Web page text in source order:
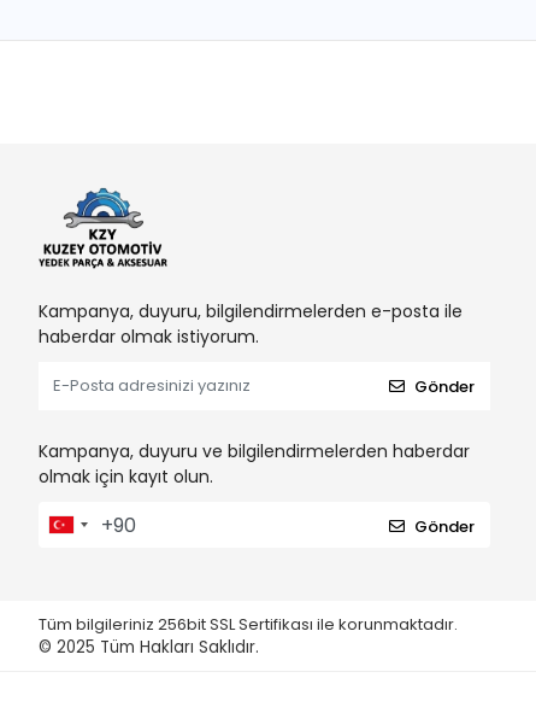
Kampanya, duyuru, bilgilendirmelerden e-posta ile
haberdar olmak istiyorum.
Gönder
Kampanya, duyuru ve bilgilendirmelerden haberdar
olmak için kayıt olun.
Gönder
Tüm bilgileriniz 256bit SSL Sertifikası ile korunmaktadır.
© 2025 Tüm Hakları Saklıdır.